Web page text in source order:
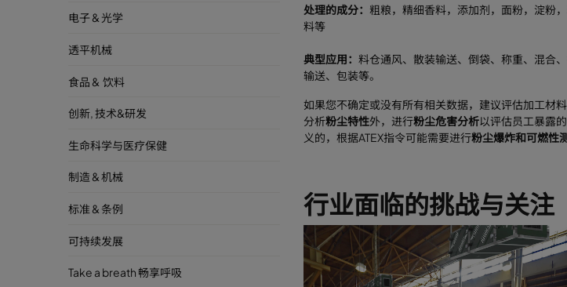
电子 & 光学
透平机械
食品 & 饮料
创新, 技术&研发
生命科学与医疗保健
制造 & 机械
标准 & 条例
可持续发展
Take a breath 畅享呼吸
处理的成分： 粗粮，精细香料，添加剂，面粉，淀粉
料等
典型应用： 料仓通风、散装输送、倒袋、称重、混合、
输送、包装等。
如果您不确定或没有所有相关数据，建议评估加工材
分析粉尘特性外，进行粉尘危害分析以评估员工暴露
义的，根据ATEX指令可能需要进行粉尘爆炸和可燃性
行业面临的挑战与关注